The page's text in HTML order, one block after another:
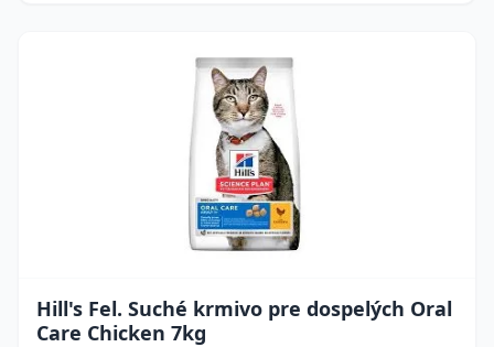
Hill's Fel. Suché krmivo pre dospelých Oral
Care Chicken 7kg